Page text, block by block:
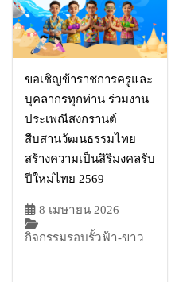
ขอเชิญข้าราชการครูและ
บุคลากรทุกท่าน ร่วมงาน
ประเพณีสงกรานต์
สืบสานวัฒนธรรมไทย
สร้างความเป็นสิริมงคลรับ
ปีใหม่ไทย 2569
8 เมษายน 2026
กิจกรรมรอบรั้วฟ้า-ขาว